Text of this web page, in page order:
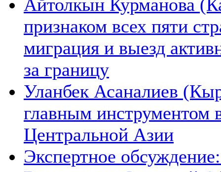
Айтолкын Курманова
признаком всех пяти
миграция и выезд
за границу
Уланбек Асаналиев
главным инструментом
Центральной Азии
Экспертное